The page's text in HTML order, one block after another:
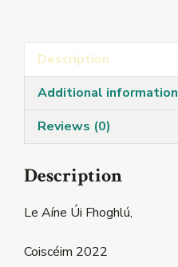
Description
Additional information
Reviews (0)
Description
Le Aíne Úi Fhoghlú,
Coiscéim 2022